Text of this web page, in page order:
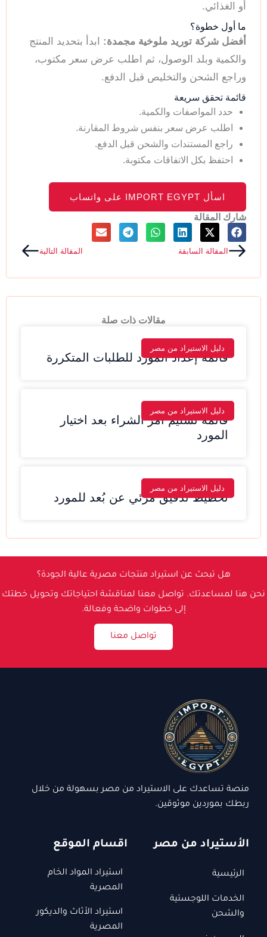
أو الغذائي.
ما أول خطوة؟
أفضل شركة توريد ملوخية مجمدة: ابدأ بتحديد المنتج
والكمية وبلد الوصول، ثم اطلب عرض سعر مكتوب،
وراجع الشحن والتخليص قبل الدفع.
قائمة تحقق سريعة
حدد المواصفات والكمية.
اطلب عرض سعر بنفس شروط المقارنة.
راجع المستندات والشحن قبل الدفع.
احتفظ بكل الاتفاقات مكتوبة.
اسأل IMPORT EGYPT على واتساب
شارك المقالة
Prevالمقالة السابقة المقالة التاليةNext
مقالات ذات صلة
دليل الاستيراد من مصر
قائمة إعداد المورد للطلبات المتكررة
دليل الاستيراد من مصر
قائمة تسليم أمر الشراء بعد اختيار
المورد
دليل الاستيراد من مصر
تخطيط تدقيق مرئي عن بُعد للمورد
هل تبحث عن استيراد منتجات مصرية عالية الجودة؟
نحن هنا لمساعدتك. تواصل معنا لمناقشة احتياجاتك وتحويل خطتك
إلى خطوات واضحة وفعالة.
تواصل معنا
منصة تساعدك على الاستيراد من مصر بسهولة من خلال
ربطك بموردين موثوقين.
الأستيراد من مصر
الرئيسية
الخدمات اللوجستية
والشحن
اقسام الموقع
استيراد المواد الخام
المصرية
استيراد الأثاث والديكور
المصرية